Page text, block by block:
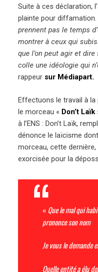
Suite à ces déclaration,
plainte pour diffamation.
prennent pas le temps
montrer à ceux qui
que l’on peut agir et
colle une idéologie qui
rappeur sur Médiapart.
Effectuons le travail à la
le morceau « Don’t Laïk
à l’ENS : Don’t Laïk,
dénonce le laïcisme
morceau, cette
exorcisée pour la
« Que le mal qui
prononce son nom
Je vous le demande
Quelle entité a élu